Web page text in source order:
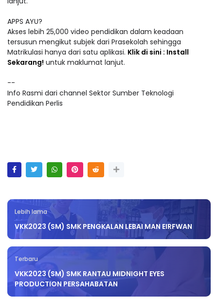
APPS AYU?
Akses lebih 25,000 video pendidikan dalam keadaan
tersusun mengikut subjek dari Prasekolah sehingga
Matrikulasi hanya dari satu aplikasi. Klik di sini : Install
Sekarang! untuk maklumat lanjut.
--
Info Rasmi dari channel Sektor Sumber Teknologi
Pendidikan Perlis
Lebih lama
VKK2023 (SM) SMK PENGKALAN LEBAI MAN EIRFWAN
Terbaru
VKK2023 (SM) SMK RANTAU MIDNIGHT EYES
PRODUCTION PERSAHABATAN